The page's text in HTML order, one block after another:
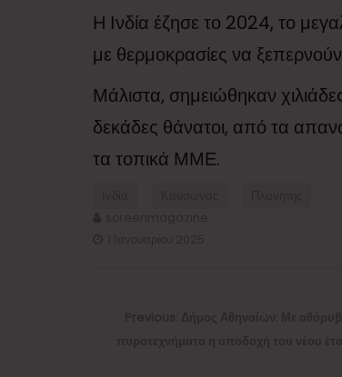
Η Ινδία έζησε το 2024, το
με θερμοκρασίες να
Μάλιστα, σημειώθηκαν
δεκάδες θάνατοι, από τα
τα τοπικά ΜΜΕ.